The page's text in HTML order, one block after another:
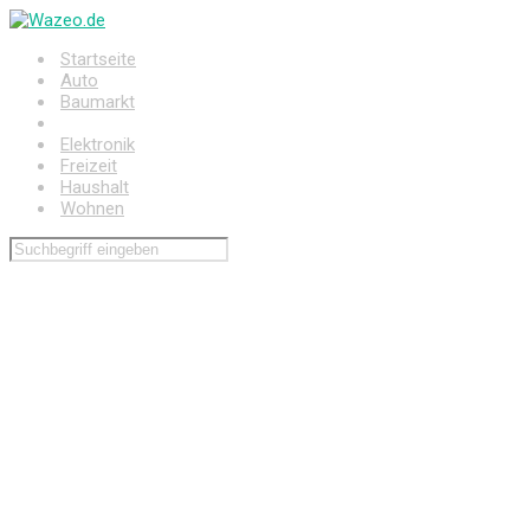
Zum
springenStartseite
Auto
Baumarkt
Elektronik
Freizeit
Haushalt
Wohnen